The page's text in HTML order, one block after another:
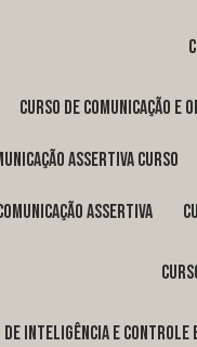
curso de comunicação e
assertiva curso
assertiva
de inteligência e controle